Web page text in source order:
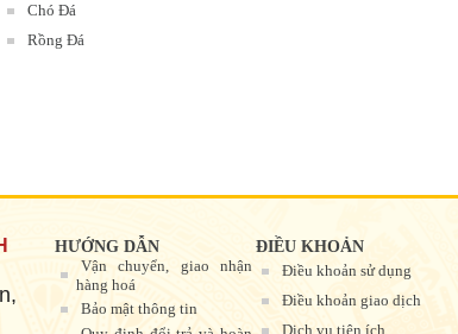
Chó Đá
Rồng Đá
HƯỚNG DẪN
Vận chuyển, giao nhận
hàng hoá
Bảo mật thông tin
ĐIỀU KHOẢN
Điều khoản sử dụng
Điều khoản giao dịch
Dịch vụ tiện ích